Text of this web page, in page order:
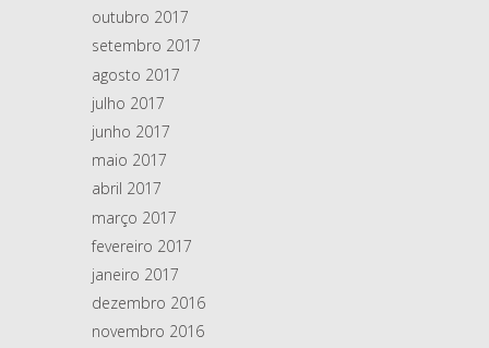
outubro 2017
setembro 2017
agosto 2017
julho 2017
junho 2017
maio 2017
abril 2017
março 2017
fevereiro 2017
janeiro 2017
dezembro 2016
novembro 2016